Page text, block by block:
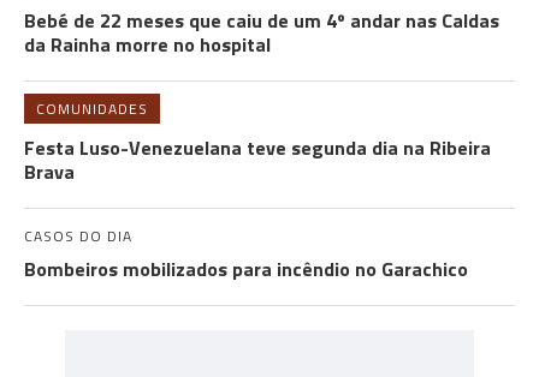
Bebé de 22 meses que caiu de um 4º andar nas Caldas
da Rainha morre no hospital
COMUNIDADES
Festa Luso-Venezuelana teve segunda dia na Ribeira
Brava
CASOS DO DIA
Bombeiros mobilizados para incêndio no Garachico